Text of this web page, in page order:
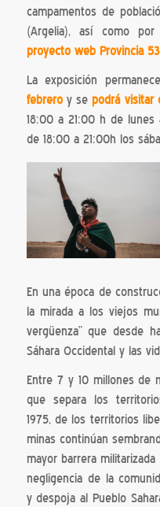
campamentos de
(Argelia), así como por
proyecto web Provincia 53
La exposición
febreroy sepodrá visitar
18:00 a 21:00 h de lunes
de 18:00 a 21:00h los
En una época de
la mirada a los viejos
vergüenza” que desde
Sáhara Occidental y las
Entre 7 y 10 millones de
que separa los
1975, de los territorios
minas continúan
mayor barrera
negligencia de la
y despoja al Pueblo